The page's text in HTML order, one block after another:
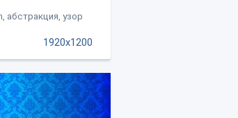
абстракция, узор
1920x1200